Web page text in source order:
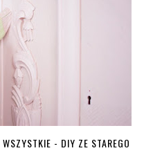
- DIY ZE STAREGO